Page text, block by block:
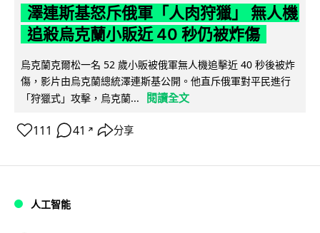
澤連斯基怒斥俄軍「人肉狩獵」 無人機
追殺烏克蘭小販近 40 秒仍被炸傷
烏克蘭克爾松一名 52 歲小販被俄軍無人機追擊近 40 秒後被炸
傷，影片由烏克蘭總統澤連斯基公開。他直斥俄軍對平民進行
「狩獵式」攻擊，烏克蘭...
閱讀全文
111 41 ↗ 分享
人工智能